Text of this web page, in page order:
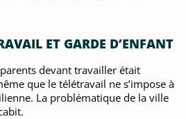
ET GARDE D’ENFANT
devant travailler était
que le télétravail ne s’impose à
La problématique de la ville